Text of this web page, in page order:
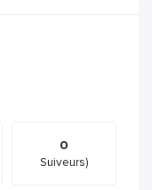
0
Suiveurs)